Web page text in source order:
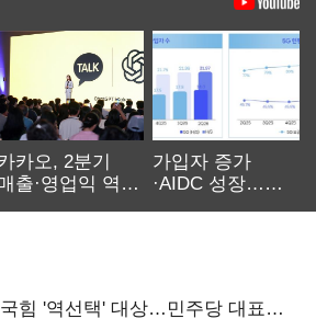
카오, 2분기
출·영업익 역대
가입자 증가
·AIDC 성장…
힘 '역선택' 대상…민주당 대표로